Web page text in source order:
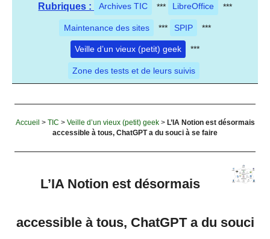
Rubriques : Archives TIC *** LibreOffice ***
Maintenance des sites *** SPIP ***
Veille d’un vieux (petit) geek ***
Zone des tests et de leurs suivis
Accueil > TIC > Veille d’un vieux (petit) geek> L’IA Notion est désormais
accessible à tous, ChatGPT a du souci à se faire
L’IA Notion est désormais
accessible à tous, ChatGPT a du souci